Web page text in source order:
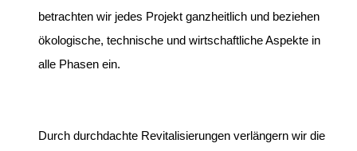
betrachten wir jedes Projekt ganzheitlich und beziehen
ökologische, technische und wirtschaftliche Aspekte in
alle Phasen ein.
Durch durchdachte Revitalisierungen verlängern wir die